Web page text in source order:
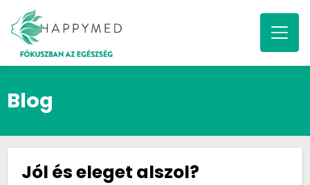
Blog
Jól és eleget alszol?